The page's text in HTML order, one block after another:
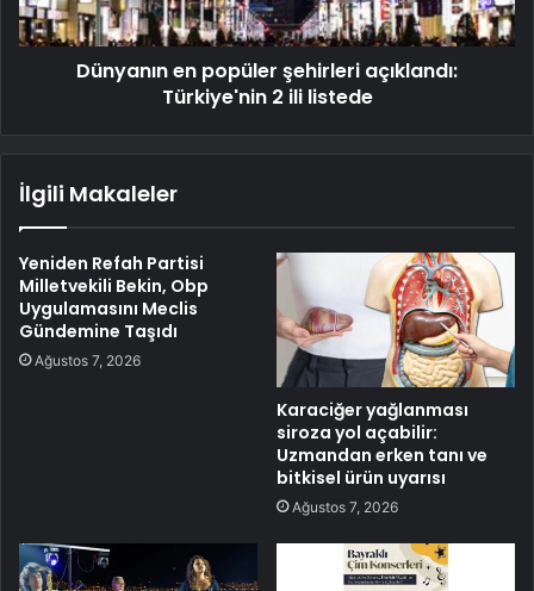
Dünyanın en popüler şehirleri açıklandı:
Türkiye'nin 2 ili listede
İlgili Makaleler
Yeniden Refah Partisi
Milletvekili Bekin, Obp
Uygulamasını Meclis
Gündemine Taşıdı
Ağustos 7, 2026
Karaciğer yağlanması
siroza yol açabilir:
Uzmandan erken tanı ve
bitkisel ürün uyarısı
Ağustos 7, 2026